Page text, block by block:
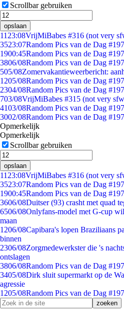
Scrollbar gebruiken
opslaan
11 23:08VrijMiBabes #316 (not very
3523:07Random Pics van de Dag
1900:45Random Pics van de Dag
3806/08Random Pics van de Dag
505/08Zomervakantieweerbericht:
1205/08Random Pics van de Dag
2304/08Random Pics van de Dag
703/08VrijMiBabes #315 (not very
4103/08Random Pics van de Dag
3002/08Random Pics van de Dag
Opmerkelijk
Opmerkelijk
Scrollbar gebruiken
opslaan
11 23:08VrijMiBabes #316 (not very
3523:07Random Pics van de Dag
1900:45Random Pics van de Dag
3606/08Duitser (93) crasht met quad
6506/08Onlyfans-model met G-cup
maan
1206/08Capibara's lopen Braziliaans
binnen
2306/08Zorgmedewerkster die 's
ontslagen
3806/08Random Pics van de Dag
3405/08Dirk sluit supermarkt op de
agressie
1205/08Random Pics van de Dag